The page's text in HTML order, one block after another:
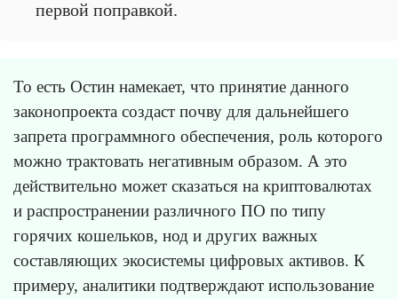
первой поправкой.
То есть Остин намекает, что принятие данного
законопроекта создаст почву для дальнейшего
запрета программного обеспечения, роль которого
можно трактовать негативным образом. А это
действительно может сказаться на криптовалютах
и распространении различного ПО по типу
горячих кошельков, нод и других важных
составляющих экосистемы цифровых активов. К
примеру, аналитики подтверждают использование